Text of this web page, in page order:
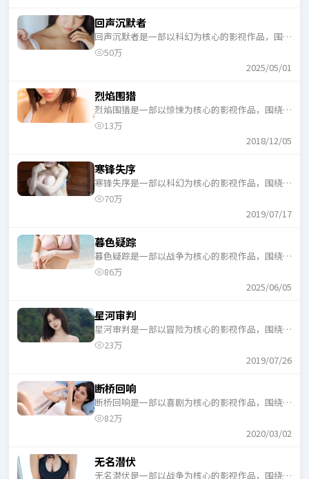
回声沉默者
回声沉默者是一部以科幻为核心的影视作品，围绕
危机、反转与人物成长展开，整体节奏紧凑，适合
50万
2025/05/01
烈焰围猎
烈焰围猎是一部以惊悚为核心的影视作品，围绕危
机、反转与人物成长展开，整体节奏紧凑，适合一
13万
2018/12/05
寒锋失序
寒锋失序是一部以科幻为核心的影视作品，围绕危
机、反转与人物成长展开，整体节奏紧凑，适合一
70万
2019/07/17
暮色疑踪
暮色疑踪是一部以战争为核心的影视作品，围绕危
机、反转与人物成长展开，整体节奏紧凑，适合一
86万
2025/06/05
星河审判
星河审判是一部以冒险为核心的影视作品，围绕危
机、反转与人物成长展开，整体节奏紧凑，适合一
23万
2019/07/26
断桥回响
断桥回响是一部以喜剧为核心的影视作品，围绕危
机、反转与人物成长展开，整体节奏紧凑，适合一
82万
2020/03/02
无名潜伏
无名潜伏是一部以战争为核心的影视作品，围绕危